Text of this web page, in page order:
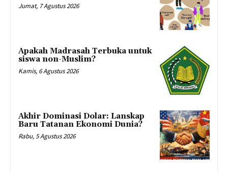
Jumat, 7 Agustus 2026
Apakah Madrasah Terbuka untuk
siswa non-Muslim?
Kamis, 6 Agustus 2026
Akhir Dominasi Dolar: Lanskap
Baru Tatanan Ekonomi Dunia?
Rabu, 5 Agustus 2026